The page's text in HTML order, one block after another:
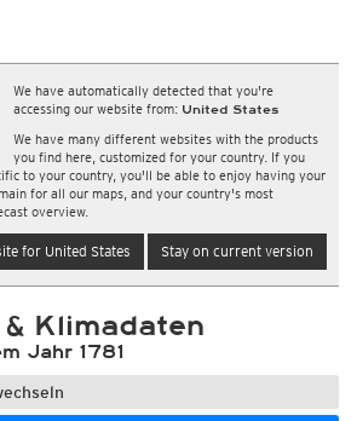
We have automatically detected that you're
accessing our website from: United States
We have many different websites with the products
you find here, customized for your country. If you
to your country, you'll be able to enjoy having your
for all our maps, and your country's most
overview.
for United States Stay on current version
Klimadaten
Jahr 1781
Windrichtung